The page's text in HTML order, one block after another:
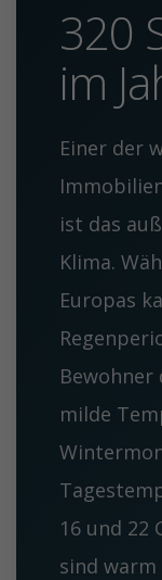
320
im
Einer der
ist das
Klima.
Europas
Bewohner
milde
16 und 22
sind